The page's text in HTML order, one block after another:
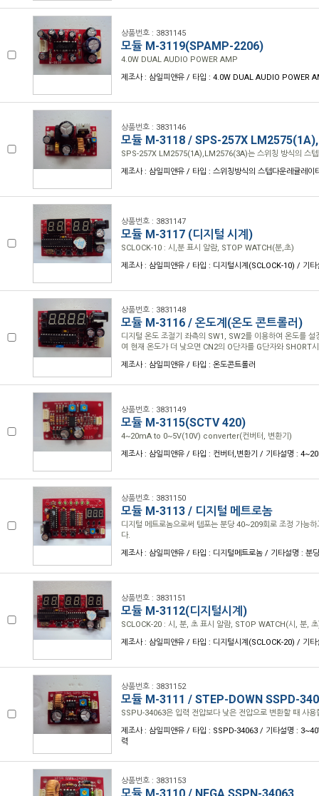
상품번호 : 3831145
모듈 M-3119(SPAMP-2206)
4.0W DUAL AUDIO POWER AMP
제조사 : 삼일피앤유 / 타입 : 4.0W DUAL AUDIO POWER
상품번호 : 3831146
모듈 M-3118 / SPS-257X
SPS-257X LM2575(1A),LM2576(3A)는 스위칭 방식의 스텝
제조사 : 삼일피앤유 / 타입 : 스위칭방식의 스텝다운레귤레이
상품번호 : 3831147
모듈 M-3117 (디지털 시계)
SCLOCK-10 : 시,분 표시 알람, STOP WATCH(분,초)
제조사 : 삼일피앤유 / 타입 : 디지털시계(SCLOCK-10) / 기타
상품번호 : 3831148
모듈 M-3116 / 온도계(온도 콘트롤러)
디지털 온도 조절기 좌측의 SW1, SW2를 이용하여 온도를 설
여 현재 온도가 더 낮으면 CN2의 O단자를 G단자와 SHORT
제조사 : 삼일피앤유 / 타입 : 온도콘트롤러
상품번호 : 3831149
모듈 M-3115(SCTV 420)
4~20mA to 0~5V(10V) converter(컨버터, 변환기)
제조사 : 삼일피앤유 / 타입 : 컨버터,변환기 / 기타설명 :
상품번호 : 3831150
모듈 M-3113 / 디지털 메트로놈
디지털 메트로놈으로써 템포는 분당 40~209회로 조정 가능
다.
제조사 : 삼일피앤유 / 타입 : 디지털메트로놈 / 기타설명 : 분
상품번호 : 3831151
모듈 M-3112(디지털시계)
SCLOCK-20 : 시, 분, 초 표시 알람, STOP WATCH(시, 분,
제조사 : 삼일피앤유 / 타입 : 디지털시계(SCLOCK-20) / 기타
상품번호 : 3831152
모듈 M-3111 / STEP-DOWN SSPD-
SSPU-34063은 입력 전압보다 낮은 전압으로 변환할 때 사용
제조사 : 삼일피앤유 / 타입 : SSPD-34063 / 기타설명 :
력
상품번호 : 3831153